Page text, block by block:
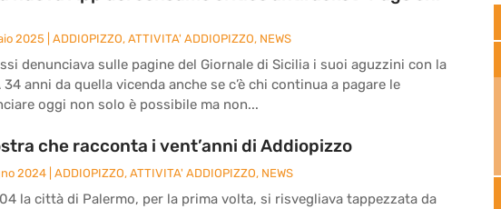
2025 ADDIOPIZZO, ATTIVITA' ADDIOPIZZO, NEWS
denunciava sulle pagine del Giornale di Sicilia i suoi aguzzini con la
anni da quella vicenda anche se c’è chi continua a pagare le
oggi non solo è possibile ma non...
che racconta i vent’anni di Addiopizzo
2024 ADDIOPIZZO, ATTIVITA' ADDIOPIZZO, NEWS
la città di Palermo, per la prima volta, si risvegliava tappezzata da